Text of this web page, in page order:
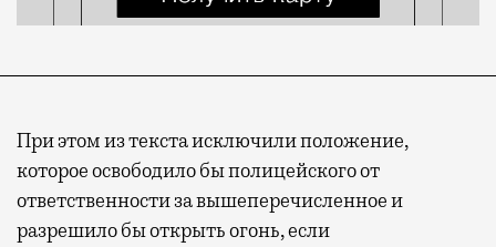
При этом из текста исключили положение,
которое освободило бы полицейского от
ответственности за вышеперечисленное и
разрешило бы открыть огонь, если